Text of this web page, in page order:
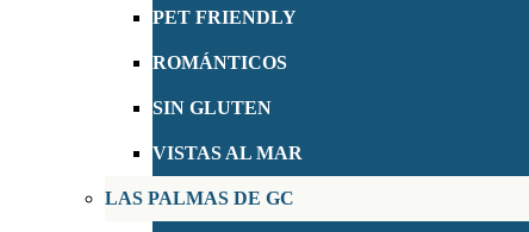
PET FRIENDLY
ROMÁNTICOS
SIN GLUTEN
VISTAS AL MAR
LAS PALMAS DE GC